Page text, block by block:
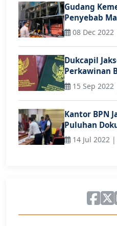
Gudang
Penyebab
08 Dec
Dukcapil
Perkawinan
15 Sep 2022
Kantor BPN
Puluhan
14 Jul 2022